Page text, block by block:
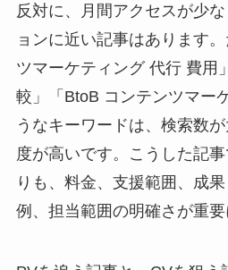
反対に、月間アクセスが少
ョンに近い記事はあります
ツマーケティング 代行 費用
較」「BtoB コンテンツマー
うなキーワードは、検索数
度が高いです。こうした記
りも、料金、支援範囲、成
例、担当範囲の明確さが重要